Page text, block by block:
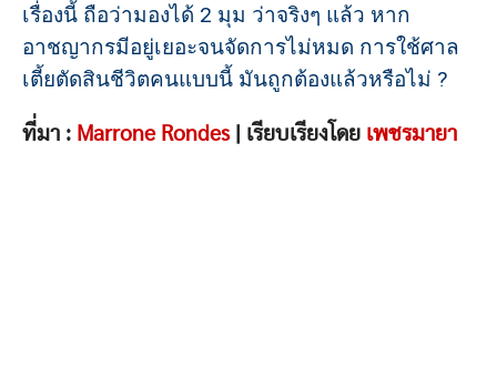
เรื่องนี้ ถือว่ามองได้ 2 มุม ว่าจริงๆ แล้ว หาก
อาชญากรมีอยู่เยอะจนจัดการไม่หมด การใช้ศาล
เตี้ยตัดสินชีวิตคนแบบนี้ มันถูกต้องแล้วหรือไม่ ?
ที่มา : Marrone Rondes| เรียบเรียงโดย เพชรมายา